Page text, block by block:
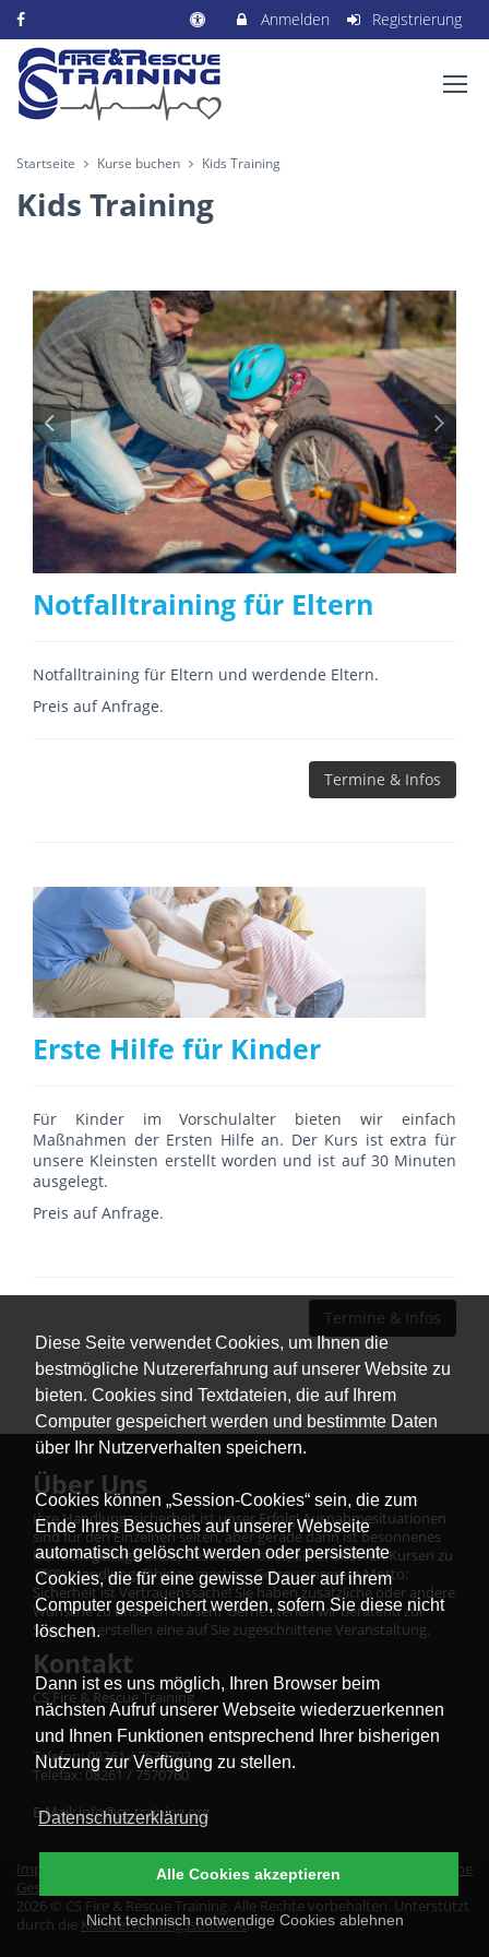
Diese Seite verwendet Cookies, um Ihnen die
bestmögliche Nutzererfahrung auf unserer Website zu
bieten. Cookies sind Textdateien, die auf Ihrem
Computer gespeichert werden und bestimmte Daten
über Ihr Nutzerverhalten speichern.
Cookies können „Session-Cookies“ sein, die zum
Ende Ihres Besuches auf unserer Webseite
automatisch gelöscht werden oder persistente
Cookies, die für eine gewisse Dauer auf ihrem
Computer gespeichert werden, sofern Sie diese nicht
löschen.
Dann ist es uns möglich, Ihren Browser beim
nächsten Aufruf unserer Webseite wiederzuerkennen
und Ihnen Funktionen entsprechend Ihrer bisherigen
Nutzung zur Verfügung zu stellen.
Datenschutzerklärung
Nicht technisch notwendige Cookies ablehnen
Alle Cookies akzeptieren
Anmelden Registrierung
Startseite Kurse buchen Kids Training
Kids Training
Notfalltraining für Eltern
Notfalltraining für Eltern und werdende Eltern.
Preis auf Anfrage.
Termine & Infos
Erste Hilfe für Kinder
Für Kinder im Vorschulalter bieten wir einfach
Maßnahmen der Ersten Hilfe an. Der Kurs ist extra für
unsere Kleinsten erstellt worden und ist auf 30 Minuten
ausgelegt.
Preis auf Anfrage.
Termine & Infos
Über Uns
Ihre Handlungssicherheit ist unser Erfolg! Ausnahmesituationen
sind für den Einzelnen selten, aber gerade dann ist besonnenes
Handeln gefragt. Unser Bestreben ist es, Sie in unseren Kursen zu
100% Handlungsfähig zu machen. Getreu unserem Motto:
Sicherheit ist Vertrauenssache! Sie haben zusätzliche oder andere
Wünsche zu unseren Kursen? Gerne stehen wir beratend zur
Seite und erstellen eine auf Sie zugeschnittene Veranstaltung.
Kontakt
CS Fire & Rescue Training
Telefon: 08261 / 7638793
Telefax: 08261 / 7570760
E-Mail:info@cs-training.org
Impressum Datenschutz |Erklärung zur Barrierefreiheit
Allgemeine
Geschäftsbedingungen
Vertrag widerrufen
2026 © CS Fire & Rescue Training. Alle Rechte vorbehalten. Unterstützt
durch die Kursverwaltungssoftware.